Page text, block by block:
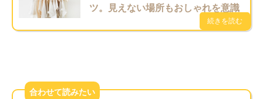
ツ。見えない場所もおしゃれを意識